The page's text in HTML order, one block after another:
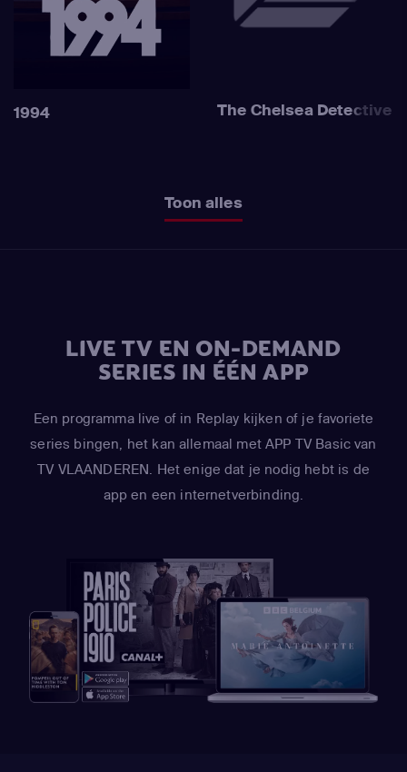
1994 The Chelsea Detective
Toon alles
LIVE TV EN ON-DEMAND
SERIES IN ÉÉN APP
Een programma live of in Replay kijken of je favoriete
series bingen, het kan allemaal met APP TV Basic van
TV VLAANDEREN. Het enige dat je nodig hebt is de
app en een internetverbinding.